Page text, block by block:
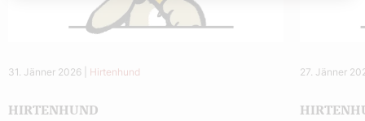
31. Jänner 2026 Hirtenhund
HIRTENHUND
27. Jänner